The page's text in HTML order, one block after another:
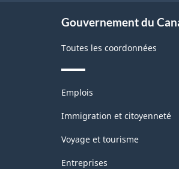
Gouvernement du
Toutes les coordonnées
Thèmes
sujets
Emplois
Immigration et citoyenneté
Voyage et tourisme
Entreprises